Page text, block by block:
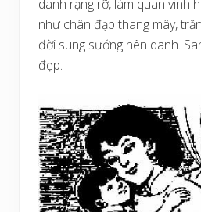
danh rạng rỡ, làm quan vinh
như chân đạp thang mây,
đời sung sướng nên danh.
đẹp.